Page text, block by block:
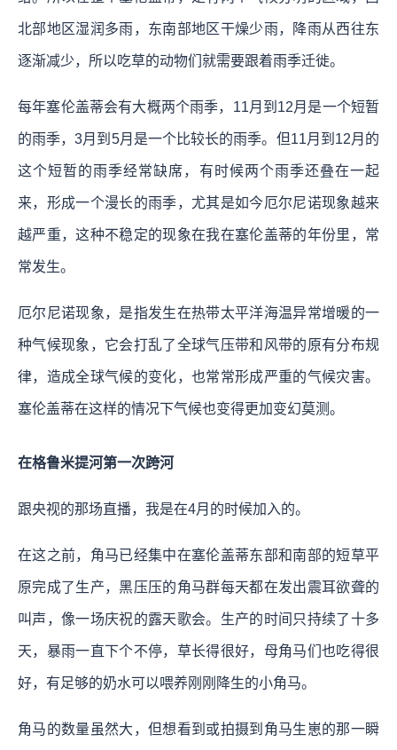
北部地区湿润多雨，东南部地区干燥少雨，降雨从西往东
逐渐减少，所以吃草的动物们就需要跟着雨季迁徙。
每年塞伦盖蒂会有大概两个雨季，11月到12月是一个短暂
的雨季，3月到5月是一个比较长的雨季。但11月到12月的
这个短暂的雨季经常缺席，有时候两个雨季还叠在一起
来，形成一个漫长的雨季，尤其是如今厄尔尼诺现象越来
越严重，这种不稳定的现象在我在塞伦盖蒂的年份里，常
常发生。
厄尔尼诺现象，是指发生在热带太平洋海温异常增暖的一
种气候现象，它会打乱了全球气压带和风带的原有分布规
律，造成全球气候的变化，也常常形成严重的气候灾害。
塞伦盖蒂在这样的情况下气候也变得更加变幻莫测。
在格鲁米提河第一次跨河
跟央视的那场直播，我是在4月的时候加入的。
在这之前，角马已经集中在塞伦盖蒂东部和南部的短草平
原完成了生产，黑压压的角马群每天都在发出震耳欲聋的
叫声，像一场庆祝的露天歌会。生产的时间只持续了十多
天，暴雨一直下个不停，草长得很好，母角马们也吃得很
好，有足够的奶水可以喂养刚刚降生的小角马。
角马的数量虽然大，但想看到或拍摄到角马生崽的那一瞬